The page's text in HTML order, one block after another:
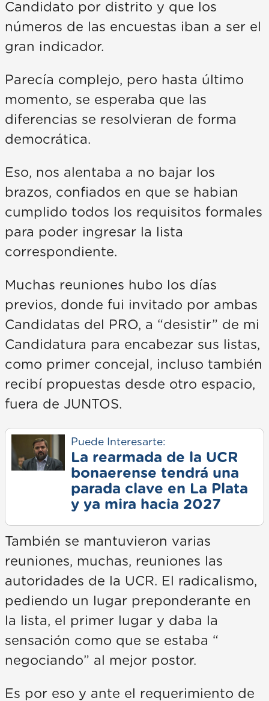
Candidato por distrito y que los
números de las encuestas iban a ser el
gran indicador.
Parecía complejo, pero hasta último
momento, se esperaba que las
diferencias se resolvieran de forma
democrática.
Eso, nos alentaba a no bajar los
brazos, confiados en que se habian
cumplido todos los requisitos formales
para poder ingresar la lista
correspondiente.
Muchas reuniones hubo los días
previos, donde fui invitado por ambas
Candidatas del PRO, a “desistir” de mi
Candidatura para encabezar sus listas,
como primer concejal, incluso también
recibí propuestas desde otro espacio,
fuera de JUNTOS.
Puede Interesarte:
La rearmada de la UCR
bonaerense tendrá una
parada clave en La Plata
y ya mira hacia 2027
También se mantuvieron varias
reuniones, muchas, reuniones las
autoridades de la UCR. El radicalismo,
pediendo un lugar preponderante en
la lista, el primer lugar y daba la
sensación como que se estaba “
negociando” al mejor postor.
Es por eso y ante el requerimiento de